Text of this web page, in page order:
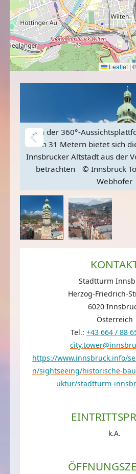
Leaflet|
Von der 360°-
von 31 Metern bietet sich
Innsbrucker Altstadt aus der
betrachten
© Innsbruck
Webhofer
Stadtturm
Herzog-Friedrich-
6020
Österreich
Tel.: +43 664 / 88
https://www.innsbruck.info/
n/sightseeing/historische-
uktur/stadtturm-
k.A.